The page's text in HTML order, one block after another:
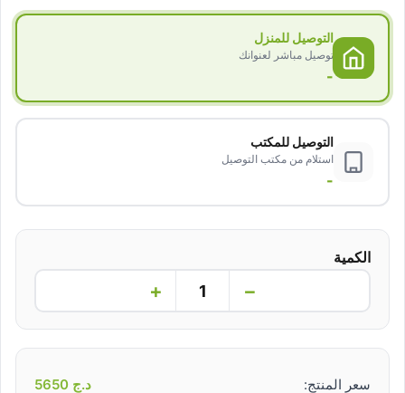
التوصيل للمنزل
توصيل مباشر لعنوانك
-
التوصيل للمكتب
استلام من مكتب التوصيل
-
الكمية
−
+
سعر المنتج: د.ج